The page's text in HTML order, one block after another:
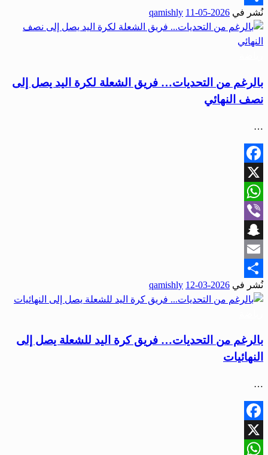
Share
نُشر في 2026-05-11
qamishly
بالرغم من التحديات… فريق الشعلة لكرة اليد يصل إلى
نصف النهائي
…
Facebook
X
WhatsApp
Viber
Snapchat
Email
Share
نُشر في 2026-03-12
qamishly
بالرغم من التحديات… فريق كرة اليد للشعلة يصل إلى
النهائيات
…
Facebook
X